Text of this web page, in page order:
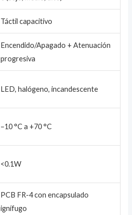
Táctil capacitivo
Encendido/Apagado + Atenuación
progresiva
LED, halógeno, incandescente
–10 °C a +70 °C
<0.1W
PCB FR-4 con encapsulado
ignífugo